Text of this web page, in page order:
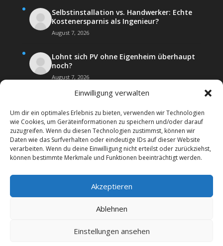
Einwilligung verwalten
Um dir ein optimales Erlebnis zu bieten, verwenden wir Technologien
wie Cookies, um Geräteinformationen zu speichern und/oder darauf
zuzugreifen. Wenn du diesen Technologien zustimmst, können wir
Daten wie das Surfverhalten oder eindeutige IDs auf dieser Website
verarbeiten. Wenn du deine Einwilligung nicht erteilst oder zurückziehst,
können bestimmte Merkmale und Funktionen beeinträchtigt werden.
Akzeptieren
Ablehnen
Einstellungen ansehen
Selbstinstallation vs. Handwerker: Echte
Kostenersparnis als Ingenieur?
August 7, 2026
Lohnt sich PV ohne Eigenheim überhaupt
noch?
August 7, 2026
Kontakt
Impressum
Datenschutz­erklärung
Forenregeln
Copyright 2026 | Web24 Consulting AVO UG | Alle
Rechte vorbehalten *Werbehinweis: Das Forum
Werbepartnern. Wenn Sie bei diesen etwas bestellen,